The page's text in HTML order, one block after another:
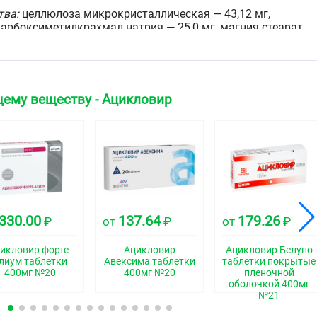
целлюлоза микрокристаллическая — 43,12 мг,
натрия — 25,0 мг, магния стеарат
риской на одной стороне.
аналог пуринового нуклеозида, который обладает
in vitro и in vivoвирусы герпеса человека, включая
веществу - Ацикловир
330.00 ₽
форте-
таблетки
400мг №20
от 137.64₽
Ацикловир
Авексима таблетки
400мг №20
от 179.26 ₽
Ацикловир Белупо
таблетки покрытые
пленочной
оболочкой 400мг
№21